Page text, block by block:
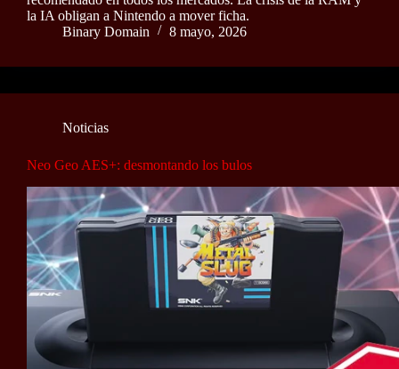
la IA obligan a Nintendo a mover ficha.
Binary Domain
8 mayo, 2026
Noticias
Neo Geo AES+: desmontando los bulos